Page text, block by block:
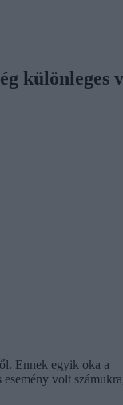
különleges
Ennek egyik oka a
volt